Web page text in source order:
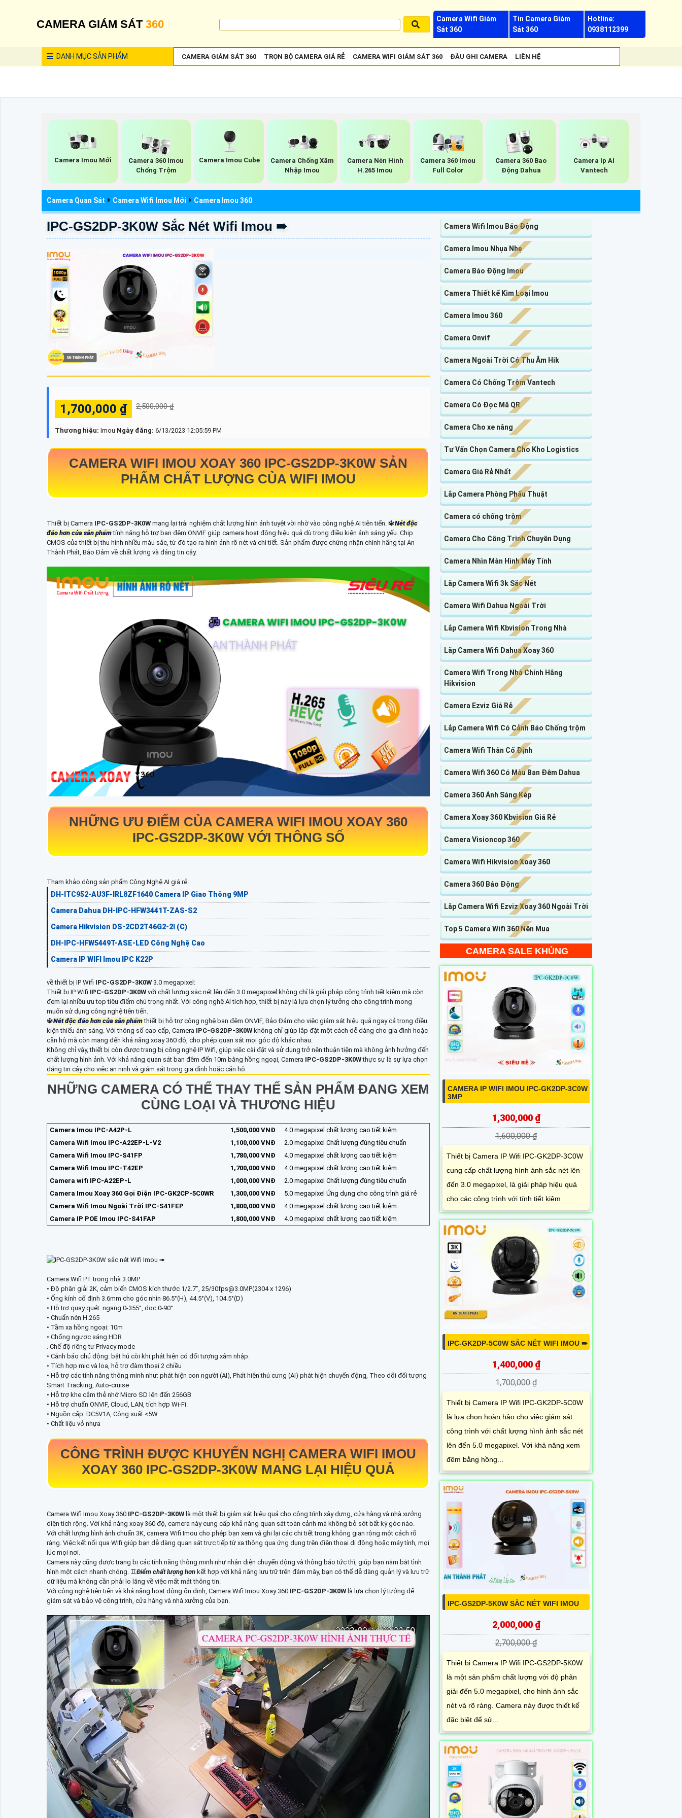
CAMERA GIÁM SÁT 360
Camera Wifi Giám
Sát 360
Tin Camera Giám
Sát 360
Hotline:
0938112399
DANH MỤCSẢN PHẨM CAMERA GIÁM SÁT 360 TRỌN BỘ CAMERA GIÁ RẺ CAMERA WIFI GIÁM SÁT 360 ĐẦU GHI CAMERA LIÊN HỆ
Camera Imou Mới
Camera 360 Imou
Chống Trộm
Camera Imou Cube
Camera Chống Xâm
Nhập Imou
Camera Nén Hình
H.265 Imou
Camera 360 Imou
Full Color
Camera 360 Bao
Động Dahua
Camera Ip AI
Vantech
Camera Quan Sát Camera Wifi Imou Mới Camera Imou 360
IPC-GS2DP-3K0W Sắc Nét Wifi Imou ➠
1,700,000 ₫ 2,500,000 ₫
Thương hiệu: Imou Ngày đăng: 6/13/2023 12:05:59 PM
CAMERA WIFI IMOU XOAY 360 IPC-GS2DP-3K0W SẢN
PHẨM CHẤT LƯỢNG CỦA WIFI IMOU
Thiết bị Camera IPC-GS2DP-3K0W mang lại trải nghiệm chất lượng hình ảnh tuyệt vời nhờ vào công nghệ AI tiên tiến. 🔱Nét độc
đáo hơn của sản phẩmtính năng hỗ trợ ban đêm ONVIF giúp camera hoạt động hiệu quả dù trong điều kiện ánh sáng yếu. Chip
CMOS của thiết bị thu hình nhiều màu sắc, từ đó tạo ra hình ảnh rõ nét và chi tiết. Sản phẩm được chứng nhận chính hãng tại An
Thành Phát, Bảo Đảm về chất lượng và đáng tin cậy.
NHỮNG ƯU ĐIỂM CỦA CAMERA WIFI IMOU XOAY 360
IPC-GS2DP-3K0W VỚI THÔNG SỐ
Tham khảo dòng sản phẩm Công Nghệ AI giá rẻ:
DH-ITC952-AU3F-IRL8ZF1640 Camera IP Giao Thông 9MP
Camera Dahua DH-IPC-HFW3441T-ZAS-S2
Camera Hikvision DS-2CD2T46G2-2I (C)
DH-IPC-HFW5449T-ASE-LED Công Nghệ Cao
Camera IP WIFI Imou IPC K22P
về thiết bị IP Wifi IPC-GS2DP-3K0W 3.0 megapixel:
Thiết bị IP Wifi IPC-GS2DP-3K0W với chất lượng sắc nét lên đến 3.0 megapixel không chỉ là giải pháp công trình tiết kiệm mà còn
đem lại nhiều ưu top tiêu điểm chú trọng nhất. Với công nghệ AI tích hợp, thiết bị này là lựa chọn lý tưởng cho công trình mong
muốn sử dụng công nghệ tiên tiến.
🔱Nét độc đáo hơn của sản phẩmthiết bị hỗ trợ công nghệ ban đêm ONVIF, Bảo Đảm cho việc giám sát hiệu quả ngay cả trong điều
kiện thiếu ánh sáng. Với thông số cao cấp, Camera IPC-GS2DP-3K0W không chỉ giúp lắp đặt một cách dễ dàng cho gia đình hoặc
căn hộ mà còn mang đến khả năng xoay 360 độ, cho phép quan sát mọi góc độ khác nhau.
Không chỉ vậy, thiết bị còn được trang bị công nghệ IP Wifi, giúp việc cài đặt và sử dụng trở nên thuận tiện mà không ảnh hưởng đến
chất lượng hình ảnh. Với khả năng quan sát ban đêm đến 10m bằng hồng ngoại, Camera IPC-GS2DP-3K0Wthực sự là sự lựa chọn
đáng tin cậy cho việc an ninh và giám sát trong gia đình hoặc căn hộ.
NHỮNG CAMERA CÓ THỂ THAY THẾ SẢN PHẨM ĐANG XEM
CÙNG LOẠI VÀ THƯƠNG HIỆU
Camera Imou IPC-A42P-L 1,500,000 VNĐ
4.0 megapixel chất lượng cao tiết kiệm
Camera Wifi Imou IPC-A22EP-L-V2
1,100,000 VNĐ
2.0 megapixel Chất lượng đúng tiêu chuẩn
Camera Wifi Imou IPC-S41FP
1,780,000 VNĐ
4.0 megapixel chất lượng cao tiết kiệm
Camera Wifi Imou IPC-T42EP
1,700,000 VNĐ
4.0 megapixel chất lượng cao tiết kiệm
Camera wifi IPC-A22EP-L
1,000,000 VNĐ
2.0 megapixel Chất lượng đúng tiêu chuẩn
Camera Imou Xoay 360 Gọi Điện IPC-GK2CP-5C0WR
1,300,000 VNĐ
5.0 megapixel Ứng dụng cho công trình giá rẻ
Camera Wifi Imou Ngoài Trời IPC-S41FEP
1,800,000 VNĐ
4.0 megapixel chất lượng cao tiết kiệm
Camera IP POE Imou IPC-S41FAP
1,800,000 VNĐ 4.0 megapixel chất lượng cao tiết kiệm
Camera Wifi PT trong nhà 3.0MP
• Độ phân giải 2K, cảm biến CMOS kích thước 1/2.7”, 25/30fps@3.0MP(2304 x 1296)
• Ống kính cố định 3.6mm cho góc nhìn 86.5°(H), 44.5°(V), 104.5°(D)
• Hỗ trợ quay quét: ngang 0-355°, dọc 0-90°
• Chuẩn nén H.265
• Tầm xa hồng ngoại: 10m
• Chống ngược sáng HDR
. Chế độ riêng tư Privacy mode
• Cảnh báo chủ động: bật hú còi khi phát hiện có đối tượng xâm nhập.
• Tích hợp mic và loa, hỗ trợ đàm thoại 2 chiều
• Hỗ trợ các tính năng thông minh như: phát hiện con người (AI), Phát hiện thú cưng (AI) phát hiện chuyển động, Theo dõi đối tượng
Smart Tracking, Auto-cruise
• Hỗ trợ khe cắm thẻ nhớ Micro SD lên đến 256GB
• Hỗ trợ chuẩn ONVIF, Cloud, LAN, tích hợp Wi-Fi.
• Nguồn cấp: DC5V1A, Công suất <5W
• Chất liệu vỏ nhựa
CÔNG TRÌNH ĐƯỢC KHUYẾN NGHỊ CAMERA WIFI IMOU
XOAY 360 IPC-GS2DP-3K0W MANG LẠI HIỆU QUẢ
Camera Wifi Imou Xoay 360 IPC-GS2DP-3K0W là một thiết bị giám sát hiệu quả cho công trình xây dựng, cửa hàng và nhà xưởng
diện tích rộng. Với khả năng xoay 360 độ, camera này cung cấp khả năng quan sát toàn cảnh mà không bỏ sót bất kỳ góc nào.
Với chất lượng hình ảnh chuẩn 3K, camera Wifi Imou cho phép bạn xem và ghi lại các chi tiết trong không gian rộng một cách rõ
ràng. Việc kết nối qua Wifi giúp bạn dễ dàng quan sát trực tiếp từ xa thông qua ứng dụng trên điện thoại di động hoặc máy tính, mọi
lúc mọi nơi.
Camera này cũng được trang bị các tính năng thông minh như nhận diện chuyển động và thông báo tức thì, giúp bạn nắm bắt tình
hình một cách nhanh chóng. ♊Điểm chất lượng hơn kết hợp với khả năng lưu trữ trên đám mây, bạn có thể dễ dàng quản lý và lưu trữ
dữ liệu mà không cần phải lo lắng về việc mất mát thông tin.
Với công nghệ tiên tiến và khả năng hoạt động ổn định, Camera Wifi Imou Xoay 360 IPC-GS2DP-3K0W là lựa chọn lý tưởng để
giám sát và bảo vệ công trình, cửa hàng và nhà xưởng của bạn.
Camera Wifi Imou Báo Động
Camera Imou Nhụa Nhẹ
Camera Báo Động Imou
Camera Thiết kế Kim Loại Imou
Camera Imou 360
Camera Onvif
Camera Ngoài Trời Có Thu Âm Hik
Camera Có Chống Trộm Vantech
Camera Có Đọc Mã QR
Camera Cho xe nâng
Tư Vấn Chọn Camera Cho Kho Logistics
Camera Giá Rẻ Nhất
Lắp Camera Phòng Phẩu Thuật
Camera có chống trộm
Camera Cho Công Trình Chuyên Dụng
Camera Nhìn Màn Hình Máy Tính
Lắp Camera Wifi 3k Sắc Nét
Camera Wifi Dahua Ngoài Trời
Lắp Camera Wifi Kbvision Trong Nhà
Lắp Camera Wifi Dahua Xoay 360
Camera Wifi Trong Nhà Chính Hãng
Hikvision
Camera Ezviz Giá Rẻ
Lắp Camera Wifi Có Cảnh Báo Chống trộm
Camera Wifi Thân Cố Định
Camera Wifi 360 Có Màu Ban Đêm Dahua
Camera 360 Ánh Sáng Kép
Camera Xoay 360 Kbvision Giá Rẻ
Camera Visioncop 360
Camera Wifi Hikvision Xoay 360
Camera 360 Báo Động
Lắp Camera Wifi Ezviz Xoay 360 Ngoài Trời
Top 5 Camera Wifi 360 Nên Mua
CAMERA SALE KHỦNG
CAMERA IP WIFI IMOU IPC-GK2DP-3C0W
3MP
1,300,000 ₫
1,600,000 ₫
Thiết bị Camera IP Wifi IPC-GK2DP-3C0W
cung cấp chất lượng hình ảnh sắc nét lên
đến 3.0 megapixel, là giải pháp hiệu quả
cho các công trình với tính tiết kiệm
IPC-GK2DP-5C0W SẮC NÉT WIFI IMOU ➠
1,400,000 ₫
1,700,000 ₫
Thiết bị Camera IP Wifi IPC-GK2DP-5C0W
là lựa chọn hoàn hảo cho việc giám sát
công trình với chất lượng hình ảnh sắc nét
lên đến 5.0 megapixel. Với khả năng xem
đêm bằng hồng...
IPC-GS2DP-5K0W SẮC NÉT WIFI IMOU
2,000,000 ₫
2,700,000 ₫
Thiết bị Camera IP Wifi IPC-GS2DP-5K0W
là một sản phẩm chất lượng với độ phân
giải đến 5.0 megapixel, cho hình ảnh sắc
nét và rõ ràng. Camera này được thiết kế
đặc biệt để sử...